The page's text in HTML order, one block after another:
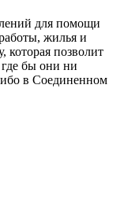
для помощи
жилья и
которая позволит
где бы они ни
в Соединенном